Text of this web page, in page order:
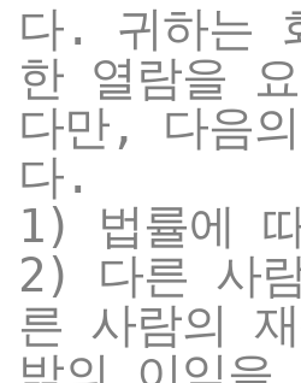
다. 귀하는
한 열람을
다만, 다음
다.
1) 법률에
2) 다른 사
른 사람의